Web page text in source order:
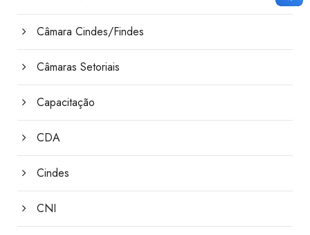
Câmara Cindes/Findes
Câmaras Setoriais
Capacitação
CDA
Cindes
CNI